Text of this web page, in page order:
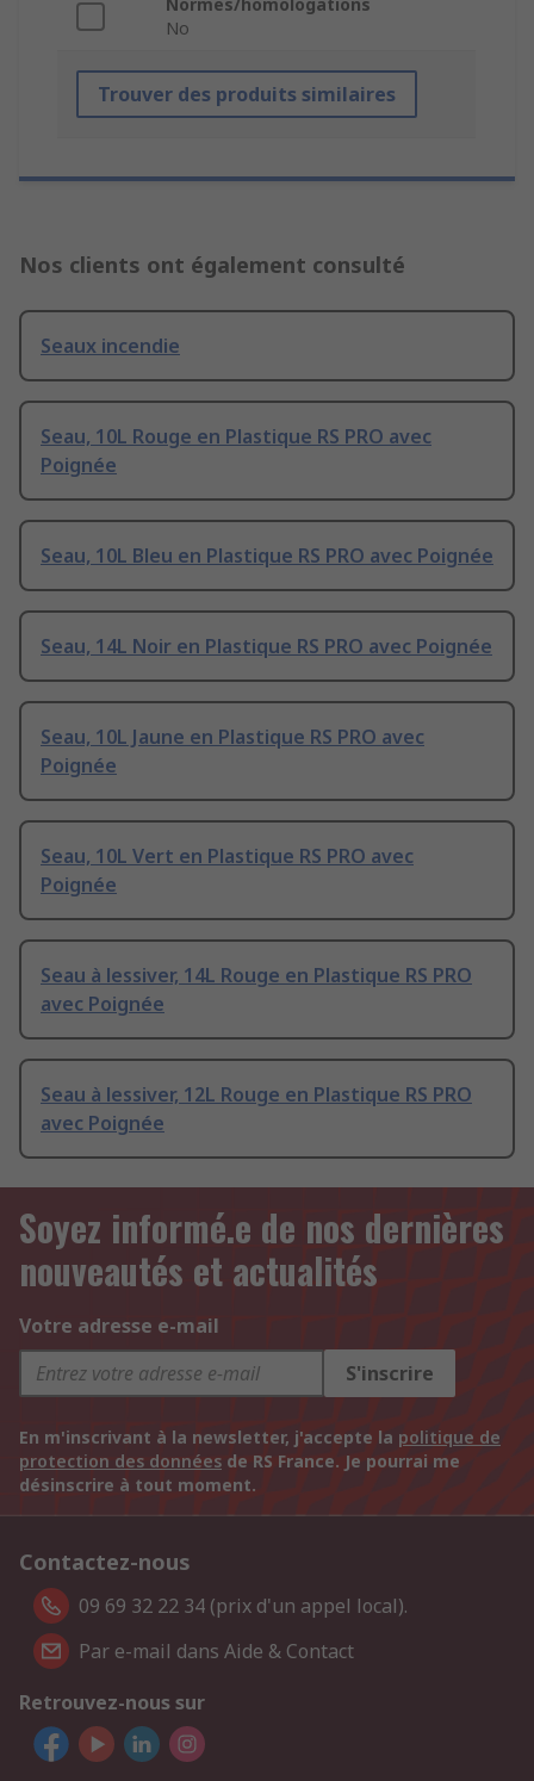
Normes/homologations
No
Trouver des produits similaires
Nos clients ont également consulté
Seaux incendie
Seau, 10L Rouge en Plastique RS PRO avec
Poignée
Seau, 10L Bleu en Plastique RS PRO avec Poignée
Seau, 14L Noir en Plastique RS PRO avec Poignée
Seau, 10L Jaune en Plastique RS PRO avec
Poignée
Seau, 10L Vert en Plastique RS PRO avec
Poignée
Seau à lessiver, 14L Rouge en Plastique RS PRO
avec Poignée
Seau à lessiver, 12L Rouge en Plastique RS PRO
avec Poignée
Soyez informé.e de nos dernières
nouveautés et actualités
Votre adresse e-mail
S'inscrire
En m'inscrivant à la newsletter, j'accepte la politique de
protection des données de RS France. Je pourrai me
désinscrire à tout moment.
Contactez-nous
09 69 32 22 34 (prix d'un appel local).
Par e-mail dans Aide & Contact
Retrouvez-nous sur